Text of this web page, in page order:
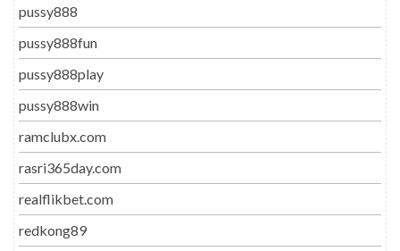
pussy888
pussy888fun
pussy888play
pussy888win
ramclubx.com
rasri365day.com
realflikbet.com
redkong89